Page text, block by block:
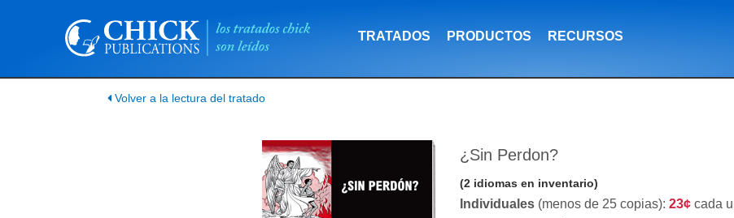
TRATADOS PRODUCTOS RECURSOS
Volver a la lectura del tratado
¿Sin Perdon?
(2 idiomas en inventario)
Individuales (menos de 25 copias):23¢ cada